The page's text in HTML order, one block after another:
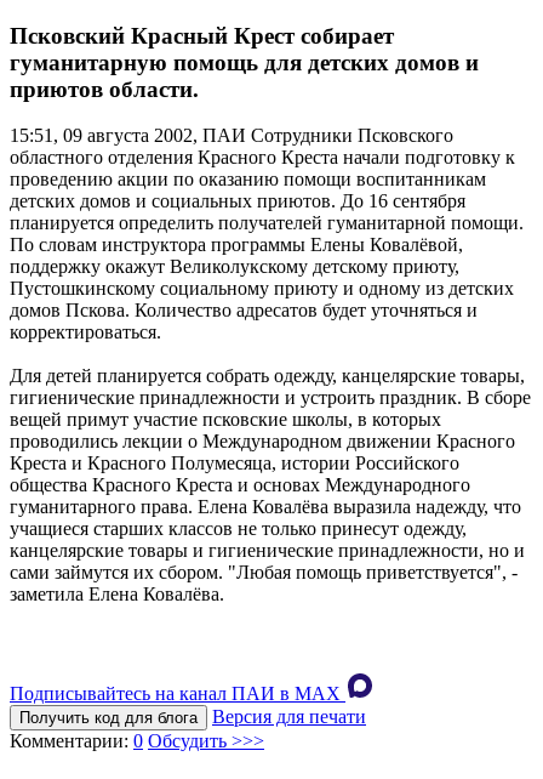
Псковский Красный Крест собирает
гуманитарную помощь для детских домов и
приютов области.
15:51, 09 августа 2002, ПАИ Сотрудники Псковского
областного отделения Красного Креста начали подготовку к
проведению акции по оказанию помощи воспитанникам
детских домов и социальных приютов. До 16 сентября
планируется определить получателей гуманитарной помощи.
По словам инструктора программы Елены Ковалёвой,
поддержку окажут Великолукскому детскому приюту,
Пустошкинскому социальному приюту и одному из детских
домов Пскова. Количество адресатов будет уточняться и
корректироваться.
Для детей планируется собрать одежду, канцелярские товары,
гигиенические принадлежности и устроить праздник. В сборе
вещей примут участие псковские школы, в которых
проводились лекции о Международном движении Красного
Креста и Красного Полумесяца, истории Российского
общества Красного Креста и основах Международного
гуманитарного права. Елена Ковалёва выразила надежду, что
учащиеся старших классов не только принесут одежду,
канцелярские товары и гигиенические принадлежности, но и
сами займутся их сбором. "Любая помощь приветствуется", -
заметила Елена Ковалёва.
Подписывайтесь на канал ПАИ в MAХ
Получить код для блога
Версия для печати
Комментарии: 0 Обсудить >>>